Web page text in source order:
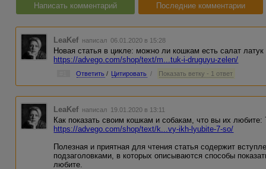
Написать комментарий Последние комментарии
LeaKef написал 06.01.2020 в 15:28
Новая статья в цикле: можно ли кошкам есть салат
https://advego.com/shop/text/m...tuk-i-druguyu-zelen/
Ответить / Цитировать / Показать ветку - 1 ответ
LeaKef написал 19.01.2020 в 13:11
Как показать своим кошкам и собакам, что вы их любите:
https://advego.com/shop/text/k...vy-ikh-lyubite-7-so/
Полезная и приятная для чтения статья содержит
подзаголовками, в которых описываются способы
любите.